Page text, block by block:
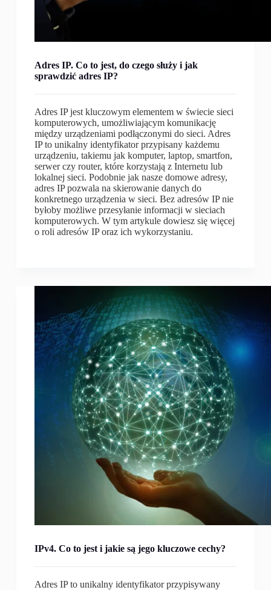
Adres IP. Co to jest, do czego służy i jak
sprawdzić adres IP?
Adres IP jest kluczowym elementem w świecie sieci
komputerowych, umożliwiającym komunikację
między urządzeniami podłączonymi do sieci. Adres
IP to unikalny identyfikator przypisany każdemu
urządzeniu, takiemu jak komputer, laptop, smartfon,
serwer czy router, które korzystają z Internetu lub
lokalnej sieci. Podobnie jak nasze domowe adresy,
adres IP pozwala na skierowanie danych do
konkretnego urządzenia w sieci. Bez adresów IP nie
byłoby możliwe przesyłanie informacji w sieciach
komputerowych. W tym artykule dowiesz się więcej
o roli adresów IP oraz ich wykorzystaniu.
IPv4. Co to jest i jakie są jego kluczowe cechy?
Adres IP to unikalny identyfikator przypisywany